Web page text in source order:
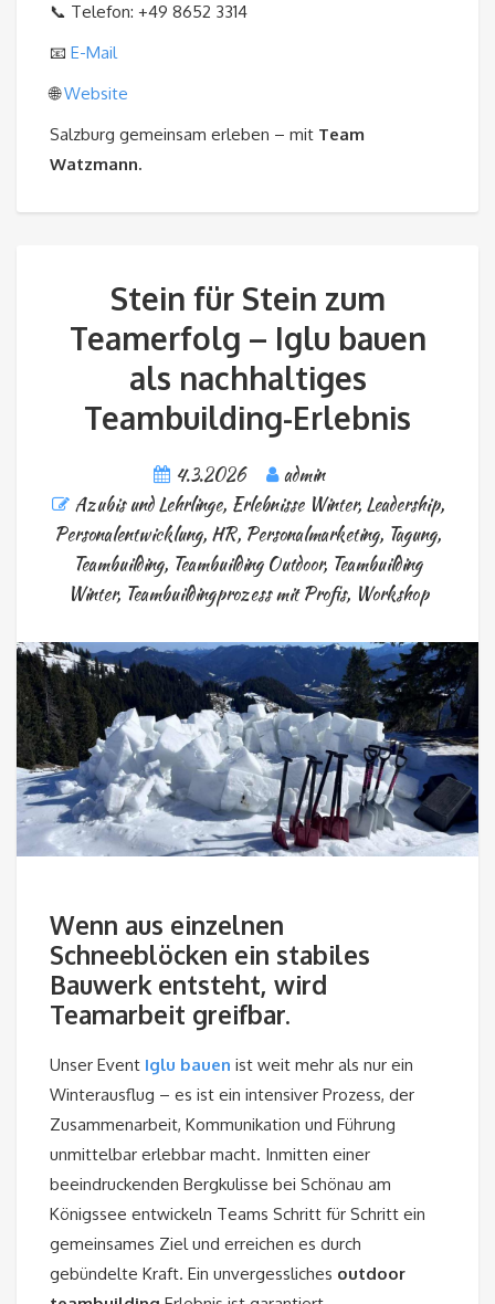
📞 Telefon: +49 8652 3314
📧 E-Mail
🌐Website
Salzburg gemeinsam erleben – mit Team
Watzmann.
Stein für Stein zum
Teamerfolg – Iglu bauen
als nachhaltiges
Teambuilding-Erlebnis
4.3.2026
admin
Azubis und Lehrlinge, Erlebnisse Winter, Leadership,
Personalentwicklung, HR, Personalmarketing, Tagung,
Teambuilding, Teambuilding Outdoor, Teambuilding
Winter, Teambuildingprozess mit Profis, Workshop
Wenn aus einzelnen
Schneeblöcken ein stabiles
Bauwerk entsteht, wird
Teamarbeit greifbar.
Unser Event Iglu bauen ist weit mehr als nur ein
Winterausflug – es ist ein intensiver Prozess, der
Zusammenarbeit, Kommunikation und Führung
unmittelbar erlebbar macht. Inmitten einer
beeindruckenden Bergkulisse bei Schönau am
Königssee entwickeln Teams Schritt für Schritt ein
gemeinsames Ziel und erreichen es durch
gebündelte Kraft. Ein unvergessliches outdoor